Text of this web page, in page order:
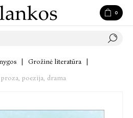
0
Grožinė literatūra
poezija, drama